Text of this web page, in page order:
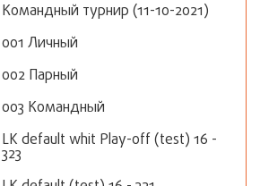
Командный турнир (11-10-2021)
001 Личный
002 Парный
003 Командный
LK default whit Play-off (test) 16 -
323